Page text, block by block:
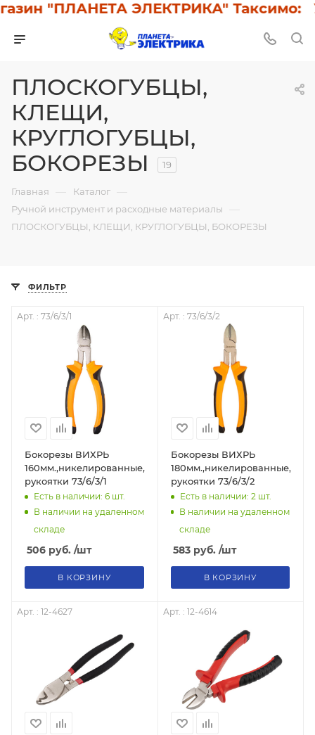
"ПЛАНЕТА ЭЛЕКТРИКА" Таксимо: У
ПЛОСКОГУБЦЫ,
КЛЕЩИ,
КРУГЛОГУБЦЫ,
БОКОРЕЗЫ
19
Главная — Каталог —
Ручной инструмент и расходные материалы —
ПЛОСКОГУБЦЫ, КЛЕЩИ, КРУГЛОГУБЦЫ, БОКОРЕЗЫ
ФИЛЬТР
Арт. : 73/6/3/1
Бокорезы ВИХРЬ
160мм.,никелированные,двухкомпонентные
рукоятки 73/6/3/1
Есть в наличии: 6 шт.
В наличии на удаленном
складе
506 руб. /шт
В КОРЗИНУ
Арт. : 73/6/3/2
Бокорезы ВИХРЬ
рукоятки 73/6/3/2
Есть в наличии: 2 шт.
В наличии на удаленном
складе
583руб. /шт
В КОРЗИНУ
Арт. : 12-4627 Арт. : 12-4614